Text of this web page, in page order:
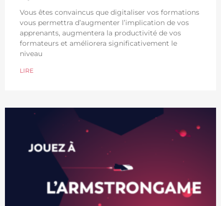
Vous êtes convaincus que digitaliser vos formations
vous permettra d’augmenter l’implication de vos
apprenants, augmentera la productivité de vos
formateurs et améliorera significativement le
niveau
LIRE